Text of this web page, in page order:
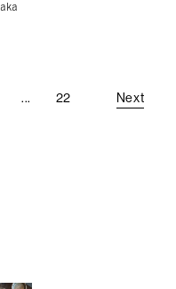
... 22
Next
Next